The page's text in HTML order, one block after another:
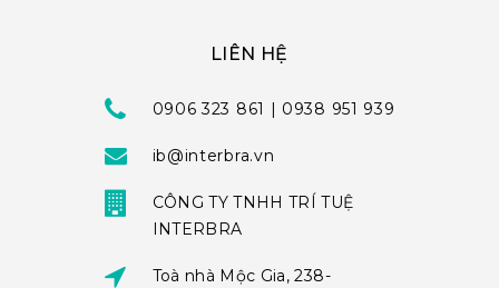
LIÊN HỆ
0906 323 861 | 0938 951 939
ib@interbra.vn
CÔNG TY TNHH TRÍ TUỆ
INTERBRA
Toà nhà Mộc Gia, 238-